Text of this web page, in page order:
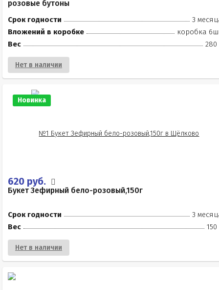
розовые бутоны
Срок годности
3
Вложений в коробке
коробка
Вес
280
Нет в наличии
Новинка
620 руб.
Букет Зефирный бело-розовый,150г
Срок годности
3
Вес
150
Нет в наличии